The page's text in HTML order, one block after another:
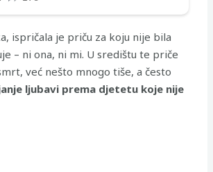
ispričala je priču za koju nije bila
– ni ona, ni mi. U središtu te priče
već nešto mnogo tiše, a često
ljubavi prema djetetu koje nije